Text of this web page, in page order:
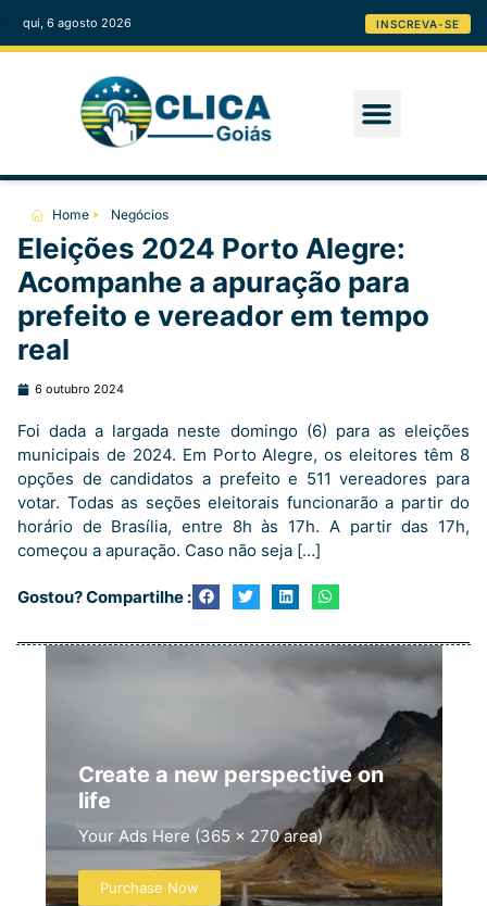
qui, 6 agosto 2026 INSCREVA-SE
Home Negócios
Eleições 2024 Porto Alegre:
Acompanhe a apuração para
prefeito e vereador em tempo
real
6 outubro 2024
Foi dada a largada neste domingo (6) para as eleições
municipais de 2024. Em Porto Alegre, os eleitores têm 8
opções de candidatos a prefeito e 511 vereadores para
votar. Todas as seções eleitorais funcionarão a partir do
horário de Brasília, entre 8h às 17h. A partir das 17h,
começou a apuração. Caso não seja […]
Gostou? Compartilhe :
Create a new perspective on
life
Your Ads Here (365 x 270 area)
Purchase Now